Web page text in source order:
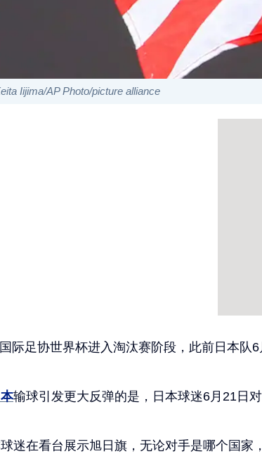
Iijima/AP Photo/picture alliance
际足协世界杯进入淘汰赛阶段，此前日本
输球引发更大反弹的是，日本球迷6月21日
迷在看台展示旭日旗，无论对手是哪个国